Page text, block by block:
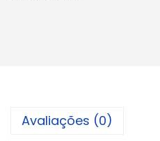
Avaliações (0)